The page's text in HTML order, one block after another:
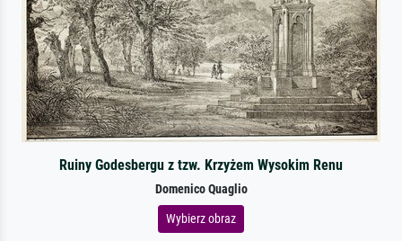
Ruiny Godesbergu z tzw. Krzyżem Wysokim Renu
Domenico Quaglio
Wybierz obraz